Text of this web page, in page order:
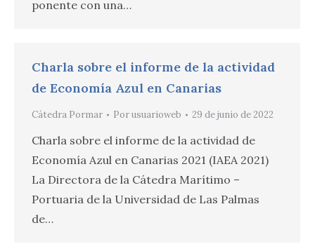
ponente con una…
Charla sobre el informe de la actividad
de Economía Azul en Canarias
Cátedra Pormar Porusuarioweb 29 de junio de 2022
Charla sobre el informe de la actividad de
Economía Azul en Canarias 2021 (IAEA 2021)
La Directora de la Cátedra Marítimo –
Portuaria de la Universidad de Las Palmas
de…